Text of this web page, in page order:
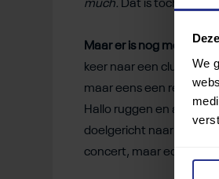
We
much. Dat is toch net
Maar er is nog meer!Een
keer naar een
maar eens een redelijk
Hallo ruggen en
doelgericht naar voren
concert, maar echt